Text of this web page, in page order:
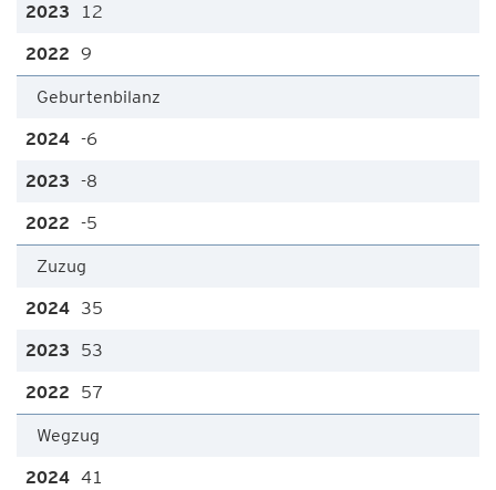
12
9
Geburtenbilanz
-6
-8
-5
Zuzug
35
53
57
Wegzug
41